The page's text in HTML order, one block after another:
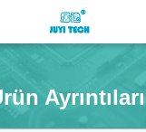
Ayrıntıları